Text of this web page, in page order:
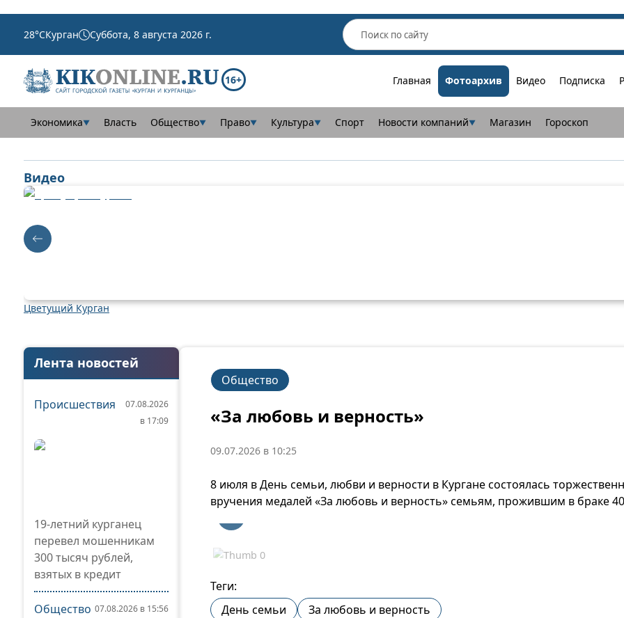
28°CКурган Суббота, 8 августа 2026 г.
16+ Главная Фотоархив Видео Подписка
Экономика▼ Власть Общество▼ Право▼ Культура▼ Спорт Новости компаний▼ Магазин Гороскоп
Видео
Цветущий Курган
Лента новостей
Происшествия
07.08.2026
в 17:09
19-летний курганец
перевел мошенникам
300 тысяч рублей,
взятых в кредит
Общество 07.08.2026 в 15:56
Общество
«За любовь и верность»
09.07.2026 в 10:25
8 июля в День семьи, любви и верности в Кургане состоялась
вручения медалей «За любовь и верность» семьям, прожившим в браке
Теги:
День семьи
За любовь и верность